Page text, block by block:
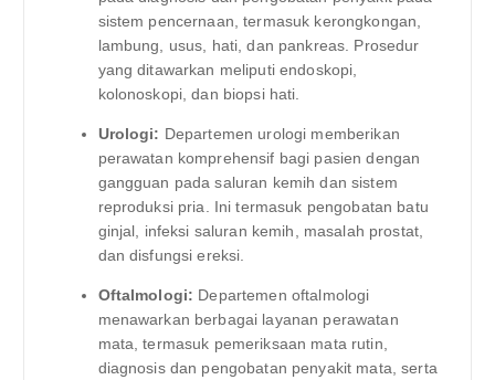
sistem pencernaan, termasuk kerongkongan,
lambung, usus, hati, dan pankreas. Prosedur
yang ditawarkan meliputi endoskopi,
kolonoskopi, dan biopsi hati.
Urologi: Departemen urologi memberikan
perawatan komprehensif bagi pasien dengan
gangguan pada saluran kemih dan sistem
reproduksi pria. Ini termasuk pengobatan batu
ginjal, infeksi saluran kemih, masalah prostat,
dan disfungsi ereksi.
Oftalmologi: Departemen oftalmologi
menawarkan berbagai layanan perawatan
mata, termasuk pemeriksaan mata rutin,
diagnosis dan pengobatan penyakit mata, serta